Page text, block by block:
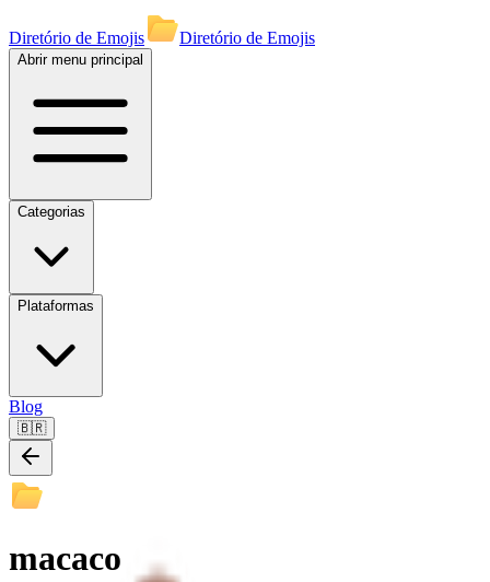
Diretório de Emojis Diretório de Emojis
Abrir menu principal
Categorias
Plataformas
Blog
🇧🇷
macaco